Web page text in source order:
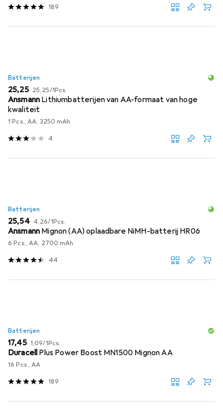
189
Batterijen
EUR
25,25 EUR
25,25/1Pcs.
Ansmann Lithiumbatterijen van AA-formaat van hoge
kwaliteit
1 Pcs., AA, 3250 mAh
4
Batterijen
EUR
25,54 EUR
4,26/1Pcs.
Ansmann Mignon (AA) oplaadbare NiMH-batterij HR06
6 Pcs., AA, 2700 mAh
44
Batterijen
EUR
17,45 EUR
1,09/1Pcs.
Duracell Plus Power Boost MN1500 Mignon AA
16 Pcs., AA
189